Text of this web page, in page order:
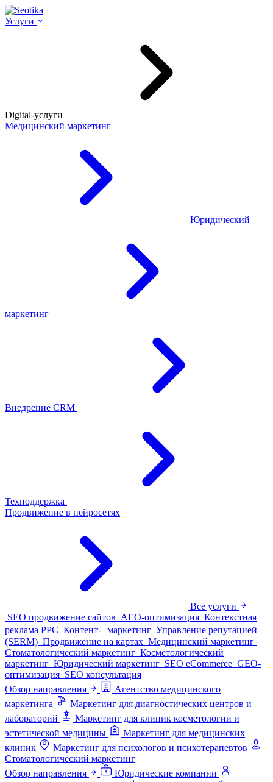
Услуги
Digital-услуги
Медицинский маркетинг
Юридический
маркетинг
Внедрение CRM
Техподдержка
Продвижение в нейросетях
Все услуги
SEO продвижение сайтов AEO-оптимизация Контекстная
реклама PPC Контент- маркетинг Управление репутацией
(SERM) Продвижение на картах Медицинский маркетинг
Стоматологический маркетинг Косметологический
маркетинг Юридический маркетинг SEO eCommerce GEO-
оптимизация SEO консультация
Обзор направления
Агентство медицинского
маркетинга
Маркетинг для диагностических центров и
лабораторий
Маркетинг для клиник косметологии и
эстетической медицины
Маркетинг для медицинских
клиник
Маркетинг для психологов и психотерапевтов
Стоматологический маркетинг
Обзор направления
Юридические компании